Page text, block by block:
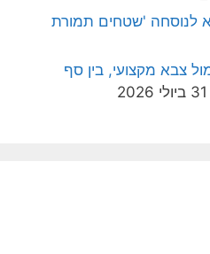
לנוסחה 'שטחים תמורת
צבא מקצועי, בין סף
31 ביולי 2026